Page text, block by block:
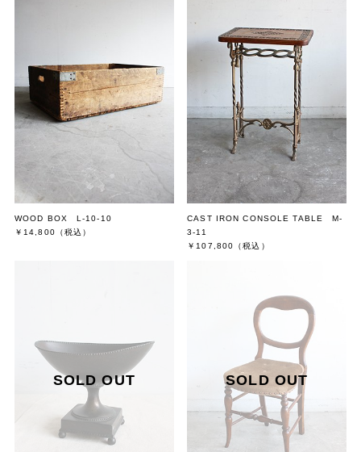
WOOD BOX L-10-10
￥14,800 （税込）
CAST IRON CONSOLE TABLE M-
3-11
￥107,800
（税込）